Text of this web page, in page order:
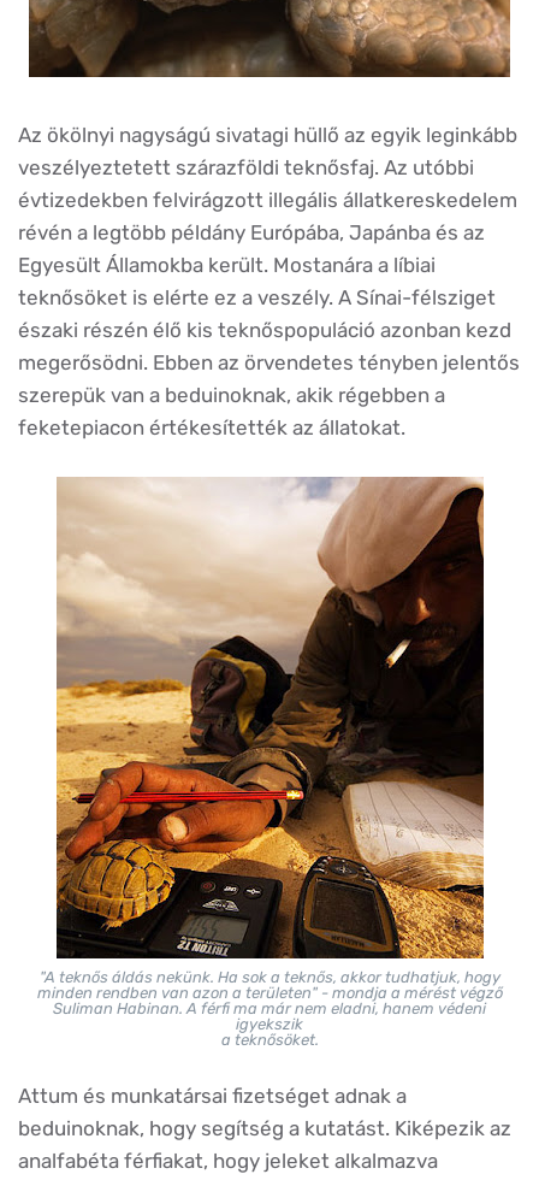
Az ökölnyi nagyságú sivatagi hüllő az egyik leginkább
veszélyeztetett szárazföldi teknősfaj. Az utóbbi
évtizedekben felvirágzott illegális állatkereskedelem
révén a legtöbb példány Európába, Japánba és az
Egyesült Államokba került. Mostanára a líbiai
teknősöket is elérte ez a veszély. A Sínai-félsziget
északi részén élő kis teknőspopuláció azonban kezd
megerősödni. Ebben az örvendetes tényben jelentős
szerepük van a beduinoknak, akik régebben a
feketepiacon értékesítették az állatokat.
"A teknős áldás nekünk. Ha sok a teknős, akkor tudhatjuk, hogy
minden rendben van azon a területen" - mondja a mérést végző
Suliman Habinan. A férfi ma már nem eladni, hanem védeni
igyekszik
a teknősöket.
Attum és munkatársai fizetséget adnak a
beduinoknak, hogy segítség a kutatást. Kiképezik az
analfabéta férfiakat, hogy jeleket alkalmazva